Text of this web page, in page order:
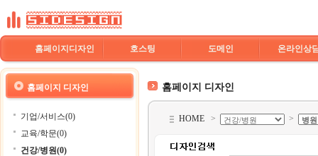
홈페이지디자인 호스팅 도메인 온라인상
홈페이지 디자인
기업/서비스(0)
교육/학문(0)
건강/병원(0)
홈페이지 디자인
HOME > >